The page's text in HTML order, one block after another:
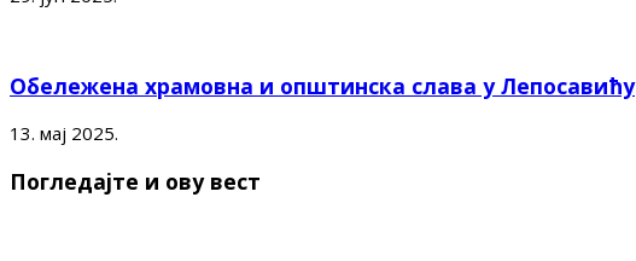
Обележена храмовна и општинска слава у Лепосавићу
13. мај 2025.
Погледајте и ову вест